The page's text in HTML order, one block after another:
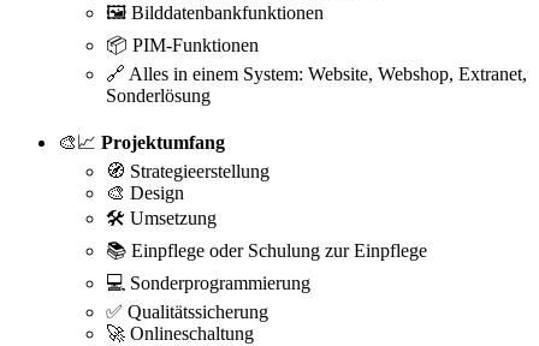
🖼️ Bilddatenbankfunktionen
📦 PIM-Funktionen
🔗 Alles in einem System: Website, Webshop, Extranet,
Sonderlösung
🎨📈 Projektumfang
🧭 Strategieerstellung
🎨 Design
🛠️ Umsetzung
📚 Einpflege oder Schulung zur Einpflege
💻 Sonderprogrammierung
✅ Qualitätssicherung
🚀 Onlineschaltung